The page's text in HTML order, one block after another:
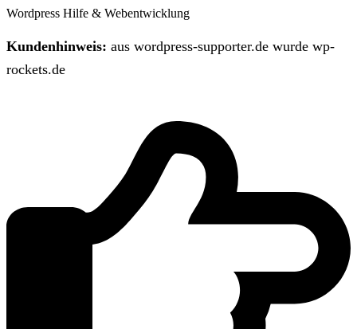
Wordpress Hilfe & Webentwicklung
Kundenhinweis: aus wordpress-supporter.de wurde wp-
rockets.de